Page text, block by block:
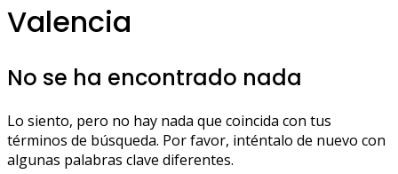
Valencia
No se ha encontrado nada
Lo siento, pero no hay nada que coincida con tus
términos de búsqueda. Por favor, inténtalo de nuevo con
algunas palabras clave diferentes.